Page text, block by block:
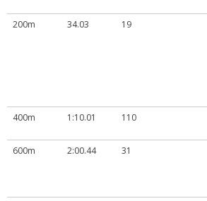
200m
34.03 19
400m
1:10.01 110
600m
2:00.44 31